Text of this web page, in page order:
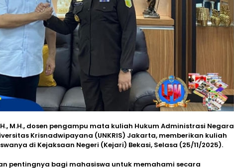
M.H., dosen pengampu mata kuliah Hukum Administrasi Negara
Krisnadwipayana (UNKRIS) Jakarta, memberikan kuliah
di Kejaksaan Negeri (Kejari) Bekasi, Selasa (25/11/2025).
pentingnya bagi mahasiswa untuk memahami secara